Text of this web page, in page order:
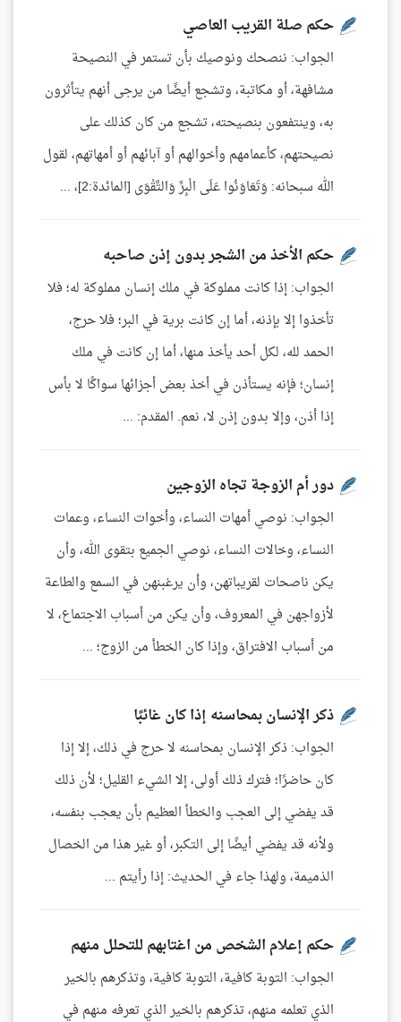
حكم صلة القريب العاصي
الجواب: ننصحك ونوصيك بأن تستمر في النصيحة
مشافهة، أو مكاتبة، وتشجع أيضًا من يرجى أنهم يتأثرون
به، وينتفعون بنصيحته، تشجع من كان كذلك على
نصيحتهم، كأعمامهم وأخوالهم أو آبائهم أو أمهاتهم، لقول
الله سبحانه: وَتَعَاوَنُوا عَلَى الْبِرِّ وَالتَّقْوَى [المائدة:2]، ...
حكم الأخذ من الشجر بدون إذن صاحبه
الجواب: إذا كانت مملوكة في ملك إنسان مملوكة له؛ فلا
تأخذوا إلا بإذنه، أما إن كانت برية في البر؛ فلا حرج،
الحمد لله، لكل أحد يأخذ منها، أما إن كانت في ملك
إنسان؛ فإنه يستأذن في أخذ بعض أجزائها سواكًا لا بأس
إذا أذن، وإلا بدون إذن لا، نعم. المقدم: ...
دور أم الزوجة تجاه الزوجين
الجواب: نوصي أمهات النساء، وأخوات النساء، وعمات
النساء، وخالات النساء، نوصي الجميع بتقوى الله، وأن
يكن ناصحات لقريباتهن، وأن يرغبنهن في السمع والطاعة
لأزواجهن في المعروف، وأن يكن من أسباب الاجتماع، لا
من أسباب الافتراق، وإذا كان الخطأ من الزوج؛ ...
ذكر الإنسان بمحاسنه إذا كان غائبًا
الجواب: ذكر الإنسان بمحاسنه لا حرج في ذلك، إلا إذا
كان حاضرًا؛ فترك ذلك أولى، إلا الشيء القليل؛ لأن ذلك
قد يفضي إلى العجب والخطأ العظيم بأن يعجب بنفسه،
ولأنه قد يفضي أيضًا إلى التكبر، أو غير هذا من الخصال
الذميمة، ولهذا جاء في الحديث: إذا رأيتم ...
حكم إعلام الشخص من اغتابهم للتحلل منهم
الجواب: التوبة كافية، التوبة كافية، وتذكرهم بالخير
الذي تعلمه منهم، تذكرهم بالخير الذي تعرفه منهم في